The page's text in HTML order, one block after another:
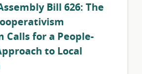
Bill 626: The
Calls for a People-
to Local